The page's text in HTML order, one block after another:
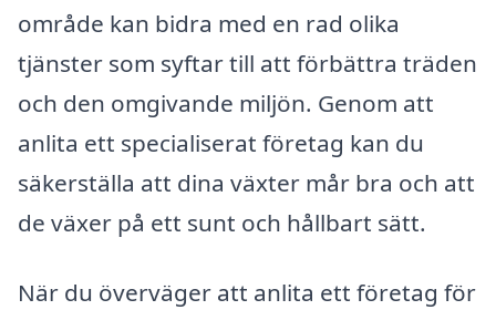
område kan bidra med en rad olika
tjänster som syftar till att förbättra träden
och den omgivande miljön. Genom att
anlita ett specialiserat företag kan du
säkerställa att dina växter mår bra och att
de växer på ett sunt och hållbart sätt.
När du överväger att anlita ett företag för